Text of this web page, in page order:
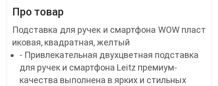
Про товар
Подставка для ручек и смартфона WOW пласт
иковая, квадратная, желтый
- Привлекательная двухцветная подставка
для ручек и смартфона Leitz премиум-
качества выполнена в ярких и стильных